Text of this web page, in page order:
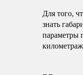
Для того,
знать
параметры